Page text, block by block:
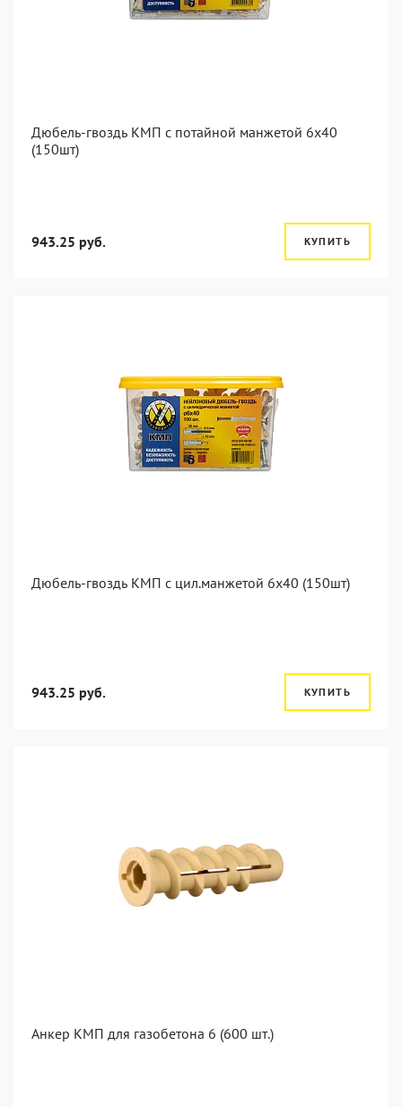
Дюбель-гвоздь КМП с потайной манжетой 6x40
(150шт)
943.25 руб. КУПИТЬ
Дюбель-гвоздь КМП с цил.манжетой 6x40 (150шт)
943.25 руб. КУПИТЬ
Анкер КМП для газобетона 6 (600 шт.)